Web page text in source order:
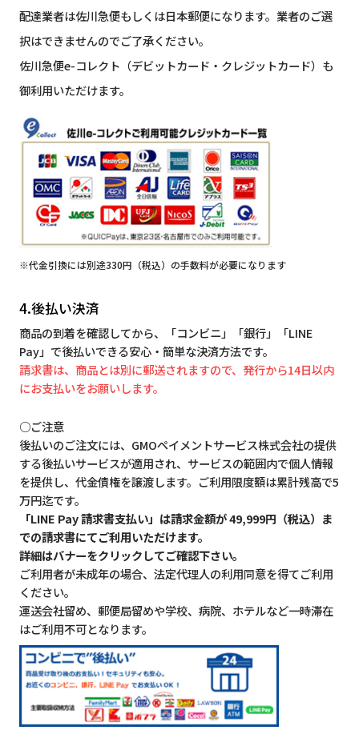
配達業者は佐川急便もしくは日本郵便になります。業者のご選
択はできませんのでご了承ください。
佐川急便e-コレクト（デビットカード・クレジットカード）も
御利用いただけます。
※代金引換には別途330円（税込）の手数料が必要になります
4.後払い決済
商品の到着を確認してから、「コンビニ」「銀行」「LINE
Pay」で後払いできる安心・簡単な決済方法です。
請求書は、商品とは別に郵送されますので、発行から14日以内
にお支払いをお願いします。
○ご注意
後払いのご注文には、GMOペイメントサービス株式会社の提供
する後払いサービスが適用され、サービスの範囲内で個人情報
を提供し、代金債権を譲渡します。ご利用限度額は累計残高で5
万円迄です。
「LINE Pay 請求書支払い」は請求金額が 49,999円（税込）ま
での請求書にてご利用いただけます。
詳細はバナーをクリックしてご確認下さい。
ご利用者が未成年の場合、法定代理人の利用同意を得てご利用
ください。
運送会社留め、郵便局留めや学校、病院、ホテルなど一時滞在
はご利用不可となります。